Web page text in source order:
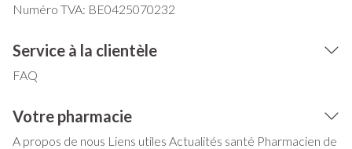
Numéro TVA: BE0425070232
Service à la clientèle
FAQ
Votre pharmacie
A propos de nous Liens utiles Actualités santé Pharmacien de